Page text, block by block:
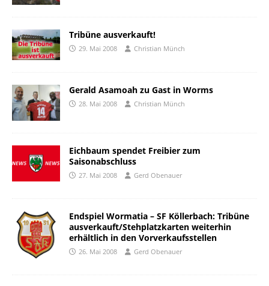
Tribüne ausverkauft!
29. Mai 2008 Christian Münch
Gerald Asamoah zu Gast in Worms
28. Mai 2008 Christian Münch
Eichbaum spendet Freibier zum
Saisonabschluss
27. Mai 2008 Gerd Obenauer
Endspiel Wormatia – SF Köllerbach: Tribüne
ausverkauft/Stehplatzkarten weiterhin
erhältlich in den Vorverkaufsstellen
26. Mai 2008 Gerd Obenauer